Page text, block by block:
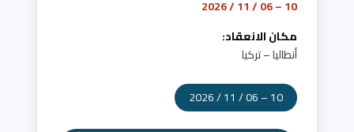
10 – 06 / 11 / 2026
مكان الانعقاد:
أنطاليا – تركيا
10 – 06 / 11 / 2026